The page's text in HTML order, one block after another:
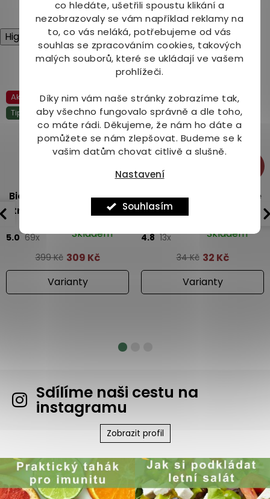
co hledáte, ušetřili spoustu klikání a
nezobrazovaly se vám například reklamy na
to, co vás neláká, potřebujeme od vás
souhlas se zpracováním cookies, takových
malých souborů, které se ukládají ve vašem
prohlížeči.
Díky nim vám naše stránky zobrazíme tak,
aby všechno fungovalo správně a dle toho,
co máte rádi. Děkujeme, že nám ho dáte a
pomůžete se nám zlepšovat. Budeme se k
vašim datům chovat citlivě a slušně.
Nastavení
Souhlasím
O
v
l
á
d
a
c
p
r
v
k
y
v
ý
p
s
u
7položek celkem
High-contrast mode
Mohlo by Vás zajímat
Akce
Tip
Bioprodukt JT Jablečné
trubičky 43 ks (540 g)
5.0 69x Skladem
399 Kč 309 Kč
Varianty
Bioprodukt JT Jablečné
trubičky 2 ks (24 g)
4.8 13x Skladem
34 Kč 32 Kč
Varianty
Sdílíme naši cestu na
instagramu
Zobrazit profil